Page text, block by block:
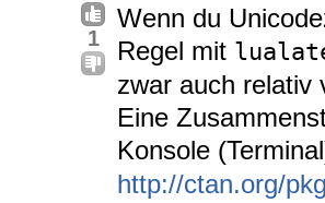
1
Wenn du
Regel mit
zwar auch relativ
Eine
Konsole
http://ctan.org/